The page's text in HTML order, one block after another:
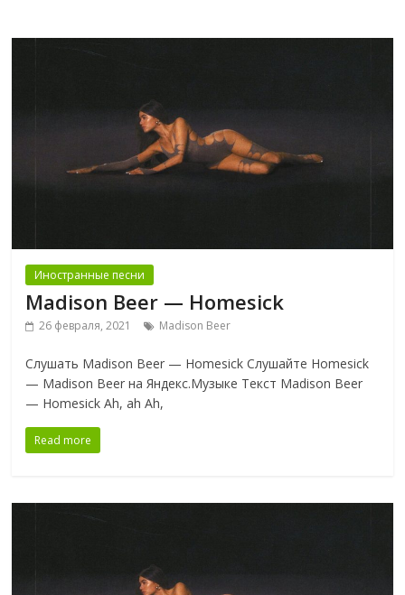
Иностранные песни
Madison Beer — Homesick
26 февраля, 2021 Madison Beer
Слушать Madison Beer — Homesick Слушайте Homesick
— Madison Beer на Яндекс.Музыке Текст Madison Beer
— Homesick Ah, ah Ah,
Read more